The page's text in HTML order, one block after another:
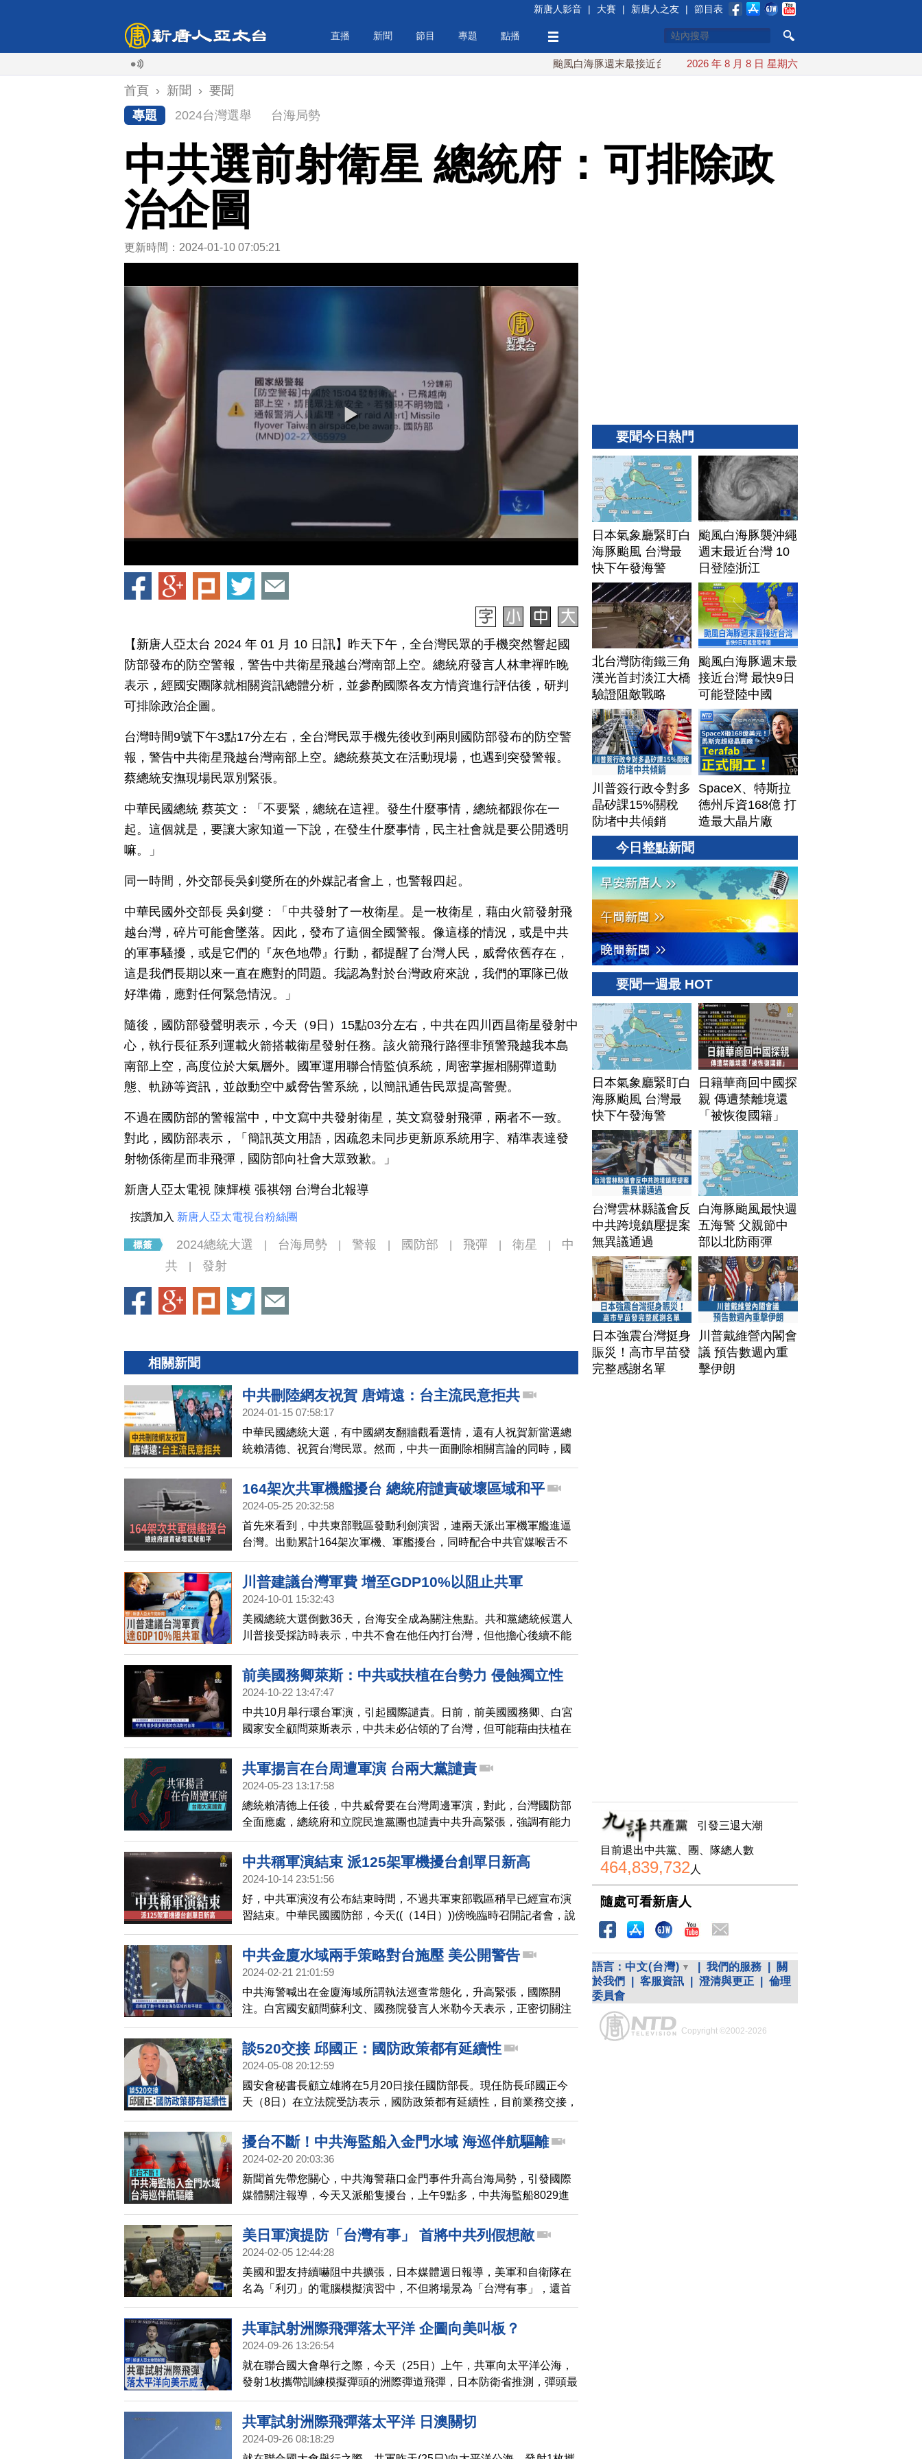
新唐人影音 | 大賽 | 新唐人之友 | 節目表
直播 新聞 節目 專題 點播
颱風白海豚週末最接近台灣 最快9日可能登陸中國 台灣漢光首結合城鎮演習 AIT連續
2026 年 8 月 8 日 星期六
首頁 › 新聞 › 要聞
專題
2024台灣選舉 台海局勢
中共選前射衛星 總統府：可排除政
治企圖
更新時間：2024-01-10 07:05:21
【新唐人亞太台 2024 年 01 月 10 日訊】昨天下午，全台灣民眾的手機突然響起國
防部發布的防空警報，警告中共衛星飛越台灣南部上空。總統府發言人林聿禪昨晚
表示，經國安團隊就相關資訊總體分析，並參酌國際各友方情資進行評估後，研判
可排除政治企圖。
台灣時間9號下午3點17分左右，全台灣民眾手機先後收到兩則國防部發布的防空警
報，警告中共衛星飛越台灣南部上空。總統蔡英文在活動現場，也遇到突發警報。
蔡總統安撫現場民眾別緊張。
中華民國總統 蔡英文：「不要緊，總統在這裡。發生什麼事情，總統都跟你在一
起。這個就是，要讓大家知道一下說，在發生什麼事情，民主社會就是要公開透明
嘛。」
同一時間，外交部長吳釗燮所在的外媒記者會上，也警報四起。
中華民國外交部長 吳釗燮：「中共發射了一枚衛星。是一枚衛星，藉由火箭發射飛
越台灣，碎片可能會墜落。因此，發布了這個全國警報。像這樣的情況，或是中共
的軍事騷擾，或是它們的『灰色地帶』行動，都提醒了台灣人民，威脅依舊存在，
這是我們長期以來一直在應對的問題。我認為對於台灣政府來說，我們的軍隊已做
好準備，應對任何緊急情況。」
隨後，國防部發聲明表示，今天（9日）15點03分左右，中共在四川西昌衛星發射中
心，執行長征系列運載火箭搭載衛星發射任務。該火箭飛行路徑非預警飛越我本島
南部上空，高度位於大氣層外。國軍運用聯合情監偵系統，周密掌握相關彈道動
態、軌跡等資訊，並啟動空中威脅告警系統，以簡訊通告民眾提高警覺。
不過在國防部的警報當中，中文寫中共發射衛星，英文寫發射飛彈，兩者不一致。
對此，國防部表示，「簡訊英文用語，因疏忽未同步更新原系統用字、精準表達發
射物係衛星而非飛彈，國防部向社會大眾致歉。」
新唐人亞太電視 陳輝模 張祺翎 台灣台北報導
按讚加入 新唐人亞太電視台粉絲團
2024總統大選 台海局勢 警報 國防部 飛彈 衛星
中
共
發射
相關新聞
中共刪陸網友祝賀 唐靖遠：台主流民意拒共
2024-01-15 07:58:17
中華民國總統大選，有中國網友翻牆觀看選情，還有人祝賀新當選總
統賴清德、祝賀台灣民眾。然而，中共一面刪除相關言論的同時，國
台辦還稱這不能代表台灣主流民意，對此，人在台灣觀選的時事評論
員唐靖遠認為，中共台辦的說法連中國網友都不買單，強調台灣主流
民意就是拒絕中共。
164架次共軍機艦擾台 總統府譴責破壞區域和平
2024-05-25 20:32:58
首先來看到，中共東部戰區發動利劍演習，連兩天派出軍機軍艦進逼
台灣。出動累計164架次軍機、軍艦擾台，同時配合中共官媒喉舌不
斷炒作。中華民國總統府譴責中共破壞區域穩定、挑釁國際秩序，應
停止對台灣以及區域間的各種文攻武嚇。
川普建議台灣軍費 增至GDP10%以阻止共軍
2024-10-01 15:32:43
美國總統大選倒數36天，台海安全成為關注焦點。共和黨總統候選人
川普接受採訪時表示，中共不會在他任內打台灣，但他擔心後續不能
避免，川普也建議台灣，將國防預算拉高到GDP的10%。
前美國務卿萊斯：中共或扶植在台勢力 侵蝕獨立性
2024-10-22 13:47:47
中共10月舉行環台軍演，引起國際譴責。日前，前美國國務卿、白宮
國家安全顧問萊斯表示，中共未必佔領的了台灣，但可能藉由扶植在
台勢力，侵蝕台灣的意志。
共軍揚言在台周遭軍演 台兩大黨譴責
2024-05-23 13:17:58
總統賴清德上任後，中共威脅要在台灣周邊軍演，對此，台灣國防部
全面應處，總統府和立院民進黨團也譴責中共升高緊張，強調有能力
守護國家，國民黨說，呼籲對岸克制，停止不必要的舉措，避免台海
衝突。
中共稱軍演結束 派125架軍機擾台創單日新高
2024-10-14 23:51:56
好，中共軍演沒有公布結束時間，不過共軍東部戰區稍早已經宣布演
習結束。中華民國國防部，今天((（14日）))傍晚臨時召開記者會，說
明中共軍演。包含動用125架次軍機、34艘船艦對台壓迫。國防部譴
責中共升高區域局勢，也指出中共擴張威權主義的對象不限於台灣，
對台灣施壓也不是針對特定個人及政黨，而是企圖利用威權主義，改
中共金廈水域兩手策略對台施壓 美公開警告
2024-02-21 21:01:59
中共海警喊出在金廈海域所謂執法巡查常態化，升高緊張，國際關
注。白宮國安顧問蘇利文、國務院發言人米勒今天表示，正密切關注
北京行動並呼籲克制，勿片面改變現狀，敦促北京與台灣進行有意義
對話，減少誤判風險。
談520交接 邱國正：國防政策都有延續性
2024-05-08 20:12:59
國安會秘書長顧立雄將在5月20日接任國防部長。現任防長邱國正今
天（8日）在立法院受訪表示，國防政策都有延續性，目前業務交接，
按照正常作業程序進行。
擾台不斷！中共海監船入金門水域 海巡伴航驅離
2024-02-20 20:03:36
新聞首先帶您關心，中共海警藉口金門事件升高台海局勢，引發國際
媒體關注報導，今天又派船隻擾台，上午9點多，中共海監船8029進
入金門水域，台灣海巡署以雷達鎖定後，立即派遣3556海巡艇前往，
並以無線電跟艇外廣播器，告知沒有經許可，不得航入禁限制水域，
並伴航驅離約1個小時後，中共海監船航出金門限制水域，結束緊張狀
握周遭海域目標動態，機動調整勤務因應，以確保金門海域的和諧以
及安全。
美日軍演提防「台灣有事」 首將中共列假想敵
2024-02-05 12:44:28
美國和盟友持續嚇阻中共擴張，日本媒體週日報導，美軍和自衛隊在
名為「利刃」的電腦模擬演習中，不但將場景為「台灣有事」，還首
度將中共直接列為假想敵。而這次的演練成果，也預計會納入明年舉
行的「利劍」實體演習當中。
共軍試射洲際飛彈落太平洋 企圖向美叫板？
2024-09-26 13:26:54
就在聯合國大會舉行之際，今天（25日）上午，共軍向太平洋公海，
發射1枚攜帶訓練模擬彈頭的洲際彈道飛彈，日本防衛省推測，彈頭最
終落在夏威夷南方公海。對此，專家分析中共企圖向美軍示威，或想
藉此表明中共火箭軍「一切如常」，不過中共的做法將促使各國更團
結，找出反制之道。
共軍試射洲際飛彈落太平洋 日澳關切
2024-09-26 08:18:29
要聞今日熱門
日本氣象廳緊盯白
海豚颱風 台灣最
快下午發海警
颱風白海豚襲沖繩
週末最近台灣 10
日登陸浙江
北台灣防衛鐵三角
漢光首封淡江大橋
驗證阻敵戰略
颱風白海豚週末最
接近台灣 最快9日
可能登陸中國
川普簽行政令對多
晶矽課15%關稅
防堵中共傾銷
SpaceX、特斯拉
德州斥資168億 打
造最大晶片廠
Terafab
今日整點新聞
要聞一週最 HOT
日本氣象廳緊盯白
海豚颱風 台灣最
快下午發海警
日籍華商回中國探
親 傳遭禁離境還
「被恢復國籍」
台灣雲林縣議會反
中共跨境鎮壓提案
無異議通過
白海豚颱風最快週
五海警 父親節中
部以北防雨彈
日本強震台灣挺身
賑災！高市早苗發
完整感謝名單
川普戴維營內閣會
議 預告數週內重
擊伊朗
引發三退大潮
目前退出中共黨、團、隊總人數
464,839,732 人
隨處可看新唐人
語言： 中文(台灣) 我們的服務
關
於我們
客服資訊 澄清與更正
倫理
委員會
Copyright ©2002-2026